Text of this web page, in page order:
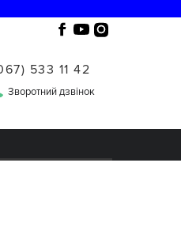
533 11 42
Зворотний дзвінок